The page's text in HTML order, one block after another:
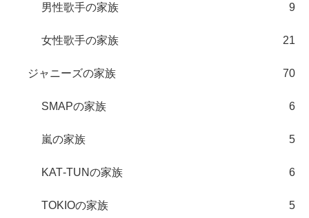
男性歌手の家族 9
女性歌手の家族 21
ジャニーズの家族 70
SMAPの家族 6
嵐の家族 5
KAT‐TUNの家族 6
TOKIOの家族 5